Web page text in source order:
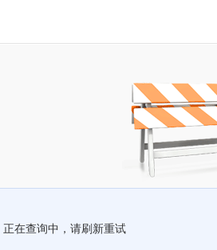
正在查询中，请刷新重试